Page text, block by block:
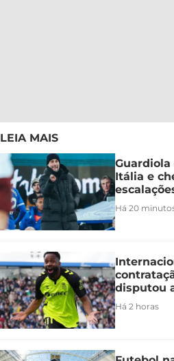
LEIA MAIS
Guardiola
Itália e
Há 20
disputou
Há 2 horas